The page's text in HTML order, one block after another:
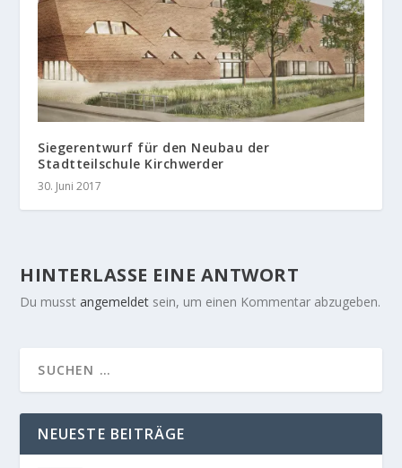
Siegerentwurf für den Neubau der
Stadtteilschule Kirchwerder
30. Juni 2017
HINTERLASSE EINE ANTWORT
Du musstangemeldet sein, um einen Kommentar abzugeben.
NEUESTE BEITRÄGE